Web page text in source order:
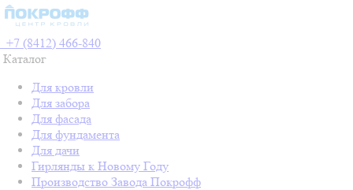
+7 (8412) 466-840
Каталог
Для кровли
Для забора
Для фасада
Для фундамента
Для дачи
Гирлянды к Новому Году
Производство Завода Покрофф